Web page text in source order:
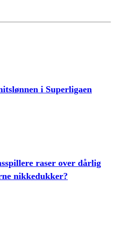
i Superligaen
raser over dårlig
nikkedukker?